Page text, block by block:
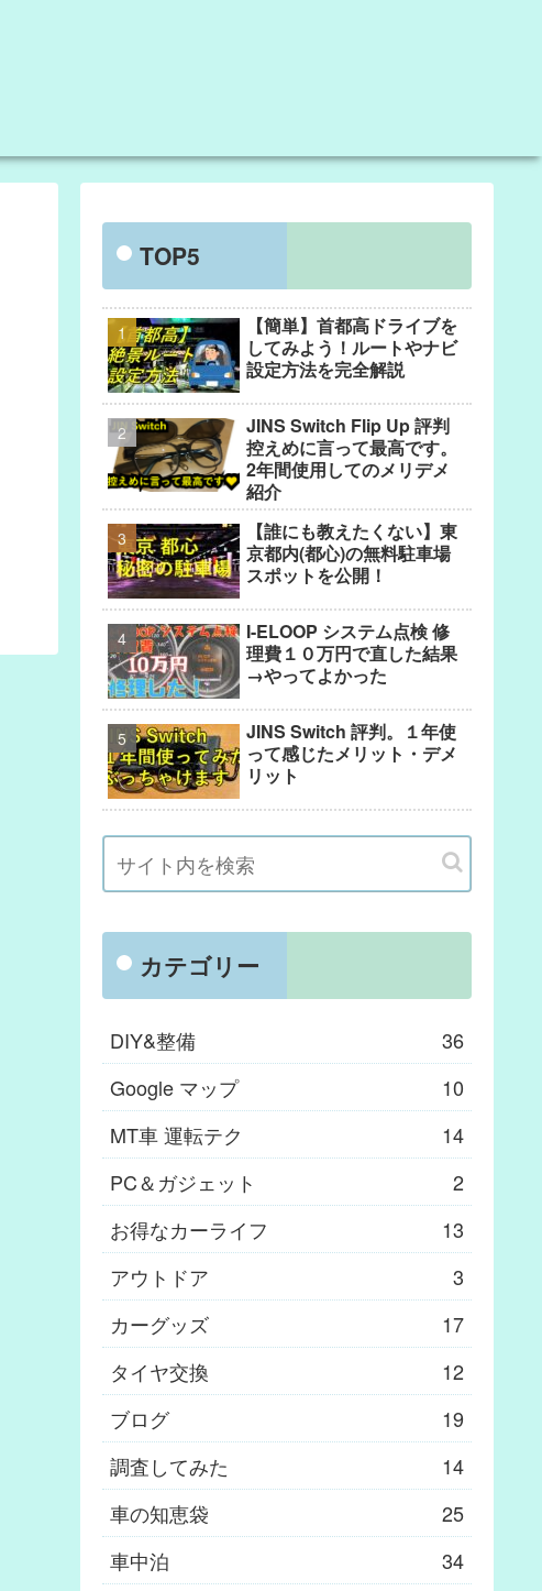
TOP5
【簡単】首都高ドライブを
してみよう！ルートやナビ
設定方法を完全解説
JINS Switch Flip Up 評判
控えめに言って最高です。
2年間使用してのメリデメ
紹介
【誰にも教えたくない】東
京都内(都心)の無料駐車場
スポットを公開！
I-ELOOP システム点検 修
理費１０万円で直した結果
→やってよかった
JINS Switch 評判。１年使
って感じたメリット・デメ
リット
カテゴリー
DIY&整備
36
Google マップ
10
MT車 運転テク
14
PC＆ガジェット
2
お得なカーライフ
13
アウトドア
3
カーグッズ
17
タイヤ交換
12
ブログ
19
調査してみた
14
車の知恵袋
25
車中泊
34